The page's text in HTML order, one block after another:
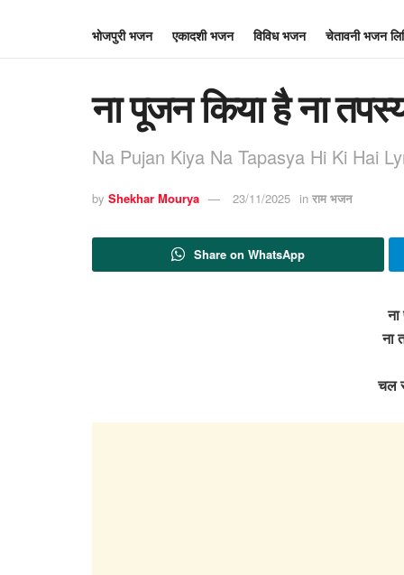
भोजपुरी भजन एकादशी भजन विविध भजन चेतावनी भजन
ना पूजन किया है ना
Na Pujan Kiya Na Tapasya Hi Ki Hai
by Shekhar Mourya 23/11/2025 in राम भजन
Share on WhatsApp
ना
चल